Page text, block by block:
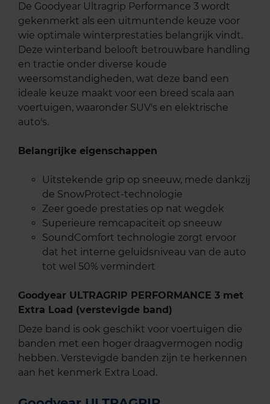
De Goodyear Ultragrip Performance 3 wordt
gekenmerkt als een uitmuntende keuze voor
wie optimale winterprestaties belangrijk vindt.
Deze winterband belooft betrouwbare handling
en tractie onder diverse koude
weersomstandigheden, wat deze band een
ideale keuze maakt voor een breed scala aan
voertuigen, waaronder SUV's en elektrische
auto's.
Belangrijke eigenschappen
Uitstekende grip op sneeuw, mede dankzij
de SnowProtect-technologie
Zeer goede prestaties op nat wegdek
Superieure remcapaciteit op sneeuw
SoundComfort technologie zorgt ervoor
dat het interne geluidsniveau van de auto
tot wel 50% vermindert
Goodyear ULTRAGRIP PERFORMANCE 3 met
Extra Load (verstevigde band)
Deze band is ook geschikt voor voertuigen die
banden met een hoger draagvermogen nodig
hebben. Verstevigde banden zijn te herkennen
aan het kenmerk Extra Load.